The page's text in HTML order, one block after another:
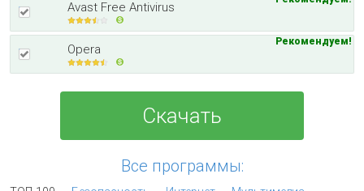
Avast Free Antivirus
Opera
Рекомендуем!
Скачать
Все программы: